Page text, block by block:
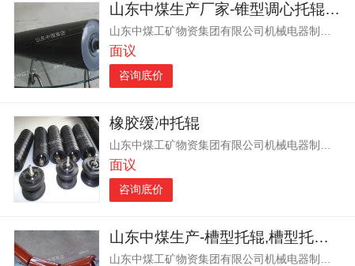
山东中煤生产厂家-锥型调心托辊,锥型调心托辊-质量
面议
咨询底价
橡胶缓冲托辊
面议
咨询底价
山东中煤生产-槽型托辊,槽型托辊-质量,厂家直销-槽型托辊